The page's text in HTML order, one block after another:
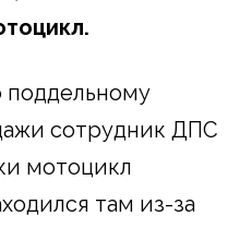
поддельному
сотрудник ДПС
мотоцикл
там из-за